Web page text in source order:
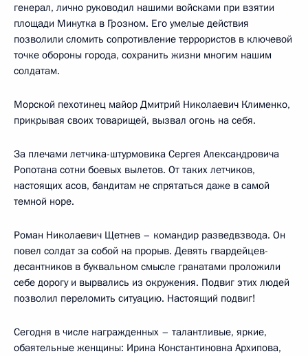
генерал, лично руководил нашими войсками при взятии
площади Минутка в Грозном. Его умелые действия
позволили сломить сопротивление террористов в ключевой
точке обороны города, сохранить жизни многим нашим
солдатам.
Морской пехотинец майор Дмитрий Николаевич Клименко,
прикрывая своих товарищей, вызвал огонь на себя.
За плечами летчика-штурмовика Сергея Александровича
Ропотана сотни боевых вылетов. От таких летчиков,
настоящих асов, бандитам не спрятаться даже в самой
темной норе.
Роман Николаевич Щетнев – командир разведвзвода. Он
повел солдат за собой на прорыв. Девять гвардейцев-
десантников в буквальном смысле гранатами проложили
себе дорогу и вырвались из окружения. Подвиг этих людей
позволил переломить ситуацию. Настоящий подвиг!
Сегодня в числе награжденных – талантливые, яркие,
обаятельные женщины: Ирина Константиновна Архипова,